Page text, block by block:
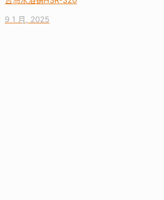
9 1 月, 2025